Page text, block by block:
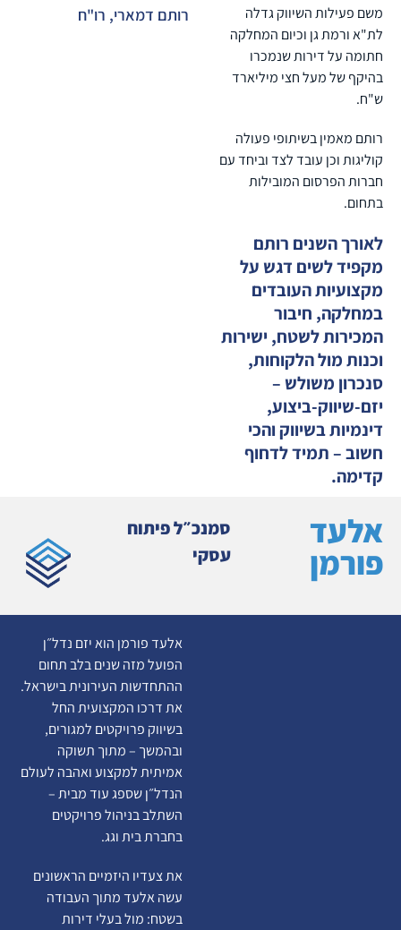
משם פעילות השיווק גדלה
לת"א ורמת גן וכיום המחלקה
חתומה על דירות שנמכרו
בהיקף של מעל חצי מיליארד
ש"ח.
רותם מאמין בשיתופי פעולה
קוליגות וכן עובד לצד וביחד עם
חברות הפרסום המובילות
בתחום.
לאורך השנים רותם
מקפיד לשים דגש על
מקצועיות העובדים
במחלקה, חיבור
המכירות לשטח, ישירות
וכנות מול הלקוחות,
סנכרון משולש –
יזם-שיווק-ביצוע,
דינמיות בשיווק והכי
חשוב – תמיד לדחוף
קדימה.
רותם דמארי, רו"ח
אלעד
פורמן
סמנכ״ל פיתוח
עסקי
אלעד פורמן הוא יזם נדל״ן
הפועל מזה שנים בלב תחום
ההתחדשות העירונית בישראל.
את דרכו המקצועית החל
בשיווק פרויקטים למגורים,
ובהמשך – מתוך תשוקה
אמיתית למקצוע ואהבה לעולם
הנדל״ן שספג עוד מבית –
השתלב בניהול פרויקטים
בחברת בית וגג.
את צעדיו היזמיים הראשונים
עשה אלעד מתוך העבודה
בשטח: מול בעלי דירות